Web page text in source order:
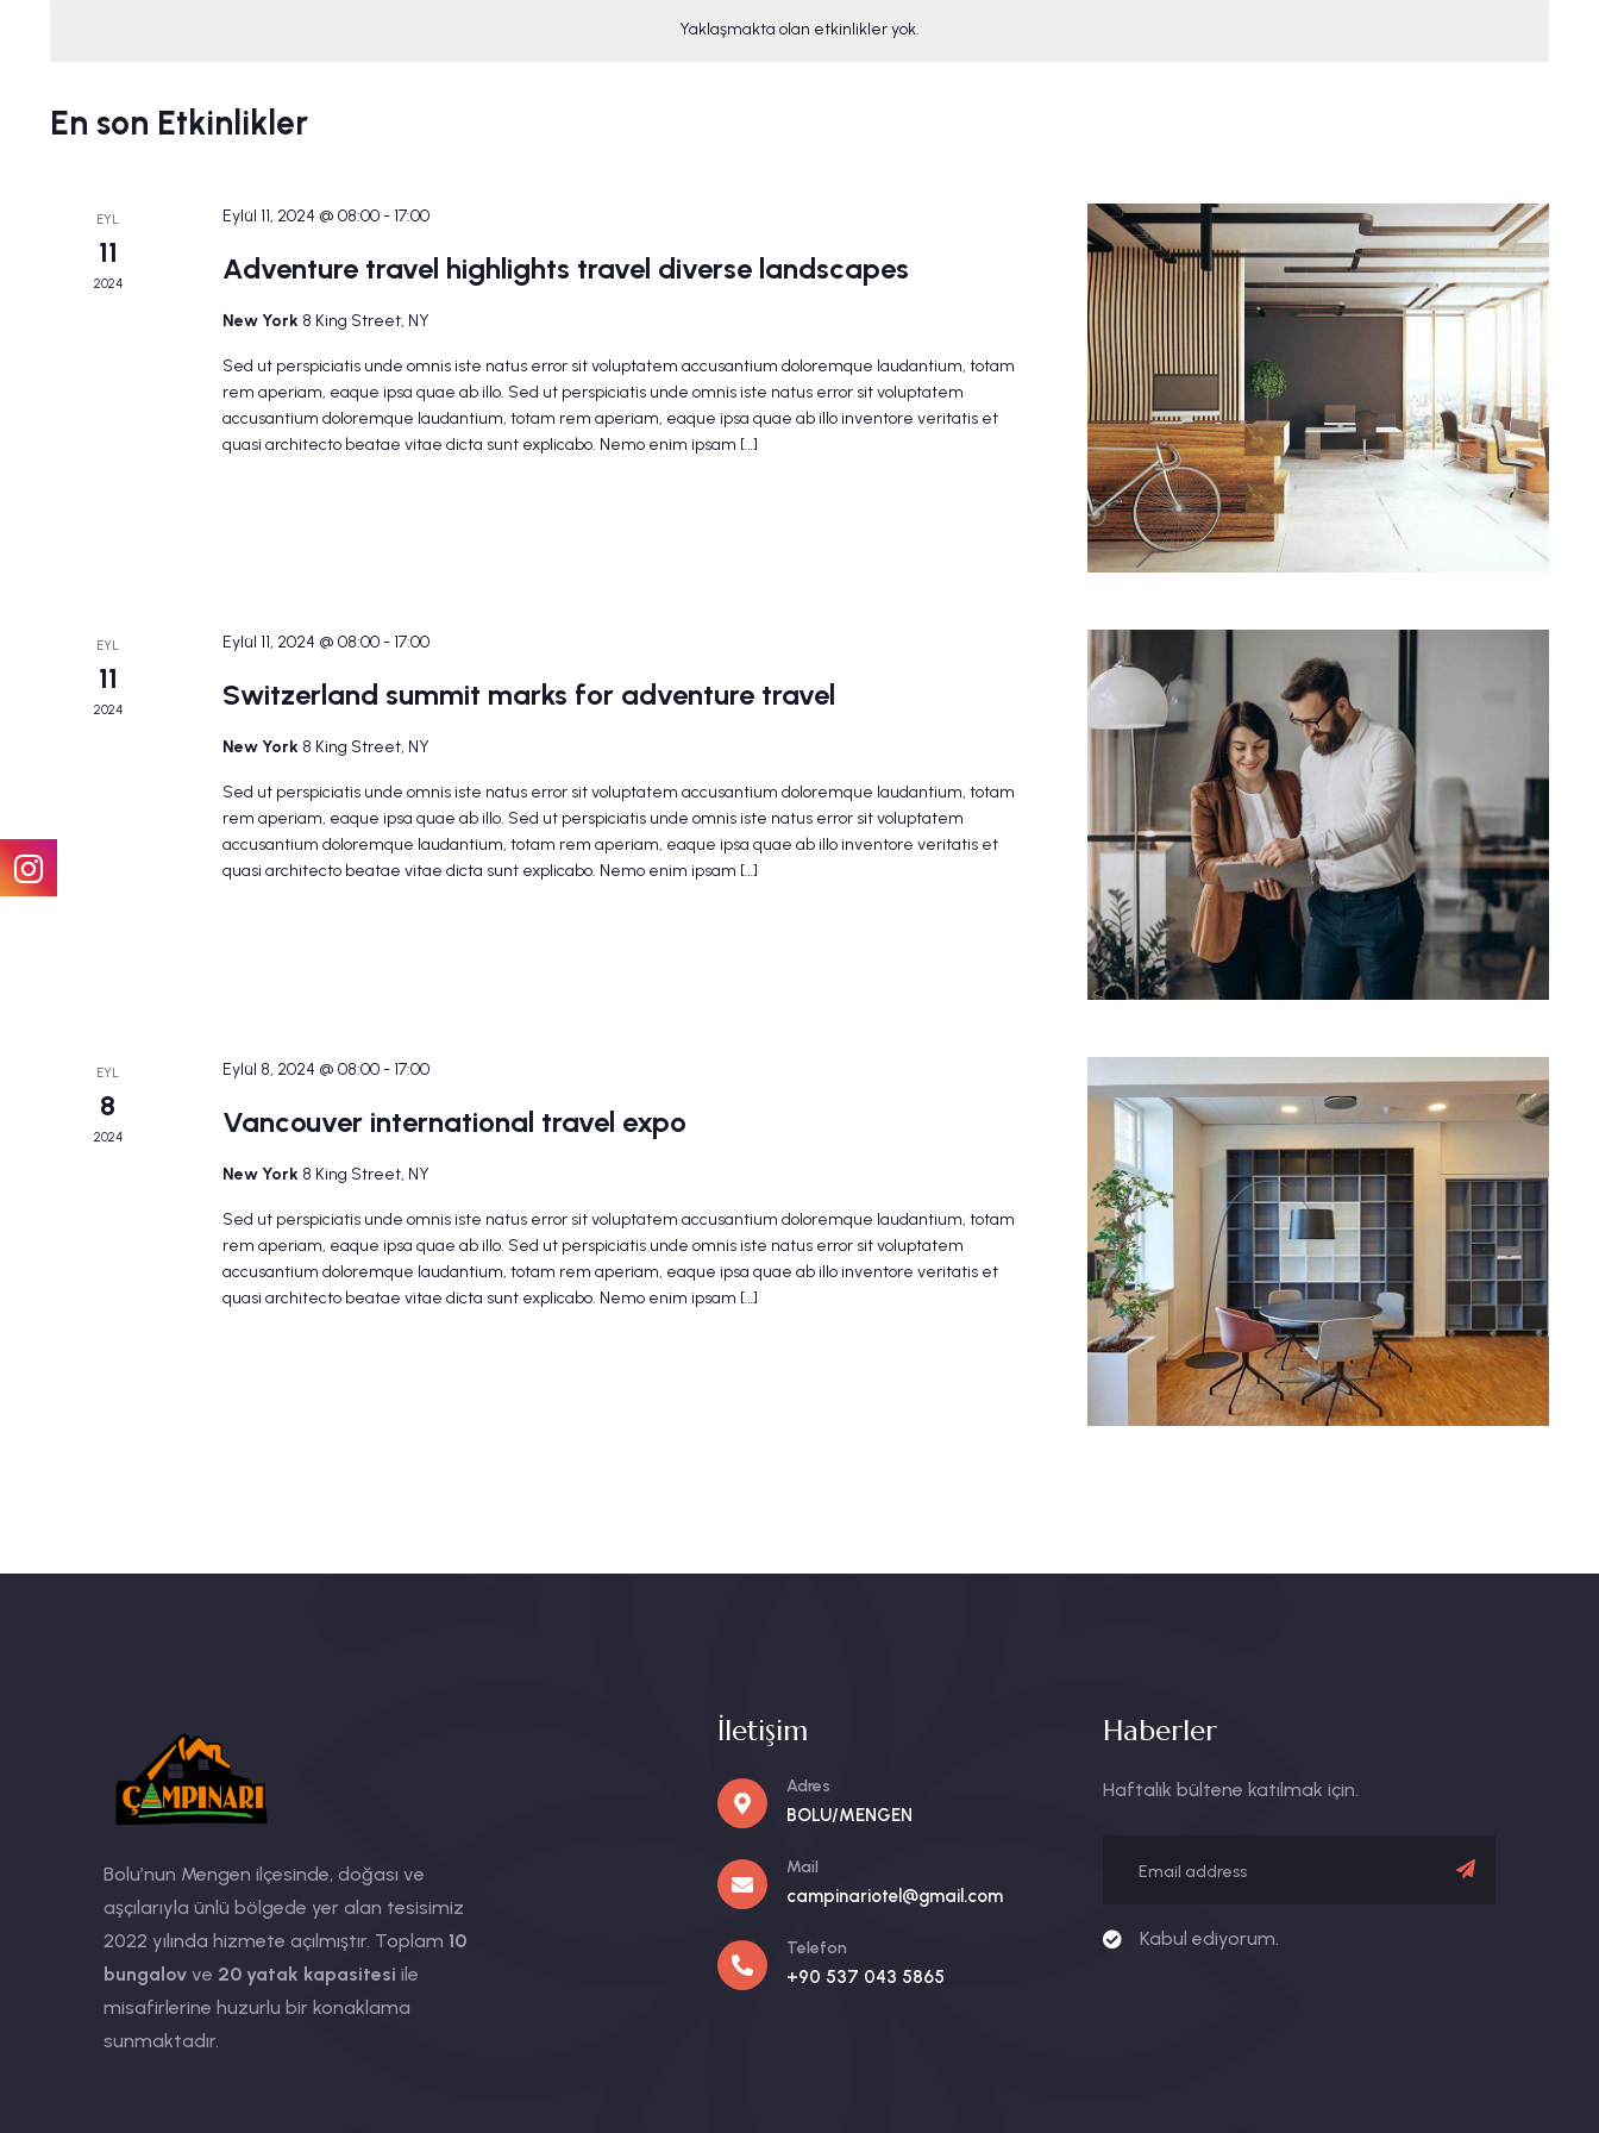
Yaklaşmakta olan etkinlikler yok.
En son Etkinlikler
EYL
11
2024
Eylül 11, 2024 @ 08:00- 17:00
Adventure travel highlights travel diverse landscapes
New York 8 King Street, NY
Sed ut perspiciatis unde omnis iste natus error sit voluptatem accusantium doloremque laudantium, totam
rem aperiam, eaque ipsa quae ab illo. Sed ut perspiciatis unde omnis iste natus error sit voluptatem
accusantium doloremque laudantium, totam rem aperiam, eaque ipsa quae ab illo inventore veritatis et
quasi architecto beatae vitae dicta sunt explicabo. Nemo enim ipsam […]
EYL
11
2024
Eylül 11, 2024 @ 08:00- 17:00
Switzerland summit marks for adventure travel
New York 8 King Street, NY
Sed ut perspiciatis unde omnis iste natus error sit voluptatem accusantium doloremque laudantium, totam
rem aperiam, eaque ipsa quae ab illo. Sed ut perspiciatis unde omnis iste natus error sit voluptatem
accusantium doloremque laudantium, totam rem aperiam, eaque ipsa quae ab illo inventore veritatis et
quasi architecto beatae vitae dicta sunt explicabo. Nemo enim ipsam […]
EYL
8
2024
Eylül 8, 2024 @ 08:00- 17:00
Vancouver international travel expo
New York 8 King Street, NY
Sed ut perspiciatis unde omnis iste natus error sit voluptatem accusantium doloremque laudantium, totam
rem aperiam, eaque ipsa quae ab illo. Sed ut perspiciatis unde omnis iste natus error sit voluptatem
accusantium doloremque laudantium, totam rem aperiam, eaque ipsa quae ab illo inventore veritatis et
quasi architecto beatae vitae dicta sunt explicabo. Nemo enim ipsam […]
Bolu’nun Mengen ilçesinde, doğası ve
aşçılarıyla ünlü bölgede yer alan tesisimiz
2022 yılında hizmete açılmıştır. Toplam 10
bungalov ve 20 yatak kapasitesi ile
misafirlerine huzurlu bir konaklama
sunmaktadır.
İletişim
Adres
BOLU/MENGEN
Mail
campinariotel@gmail.com
Telefon
+90 537 043 5865
Haberler
Haftalık bültene katılmak için.
Kabul ediyorum.